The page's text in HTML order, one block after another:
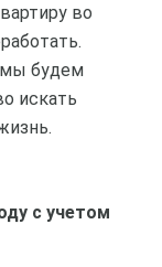
во
мы будем
искать
с учетом